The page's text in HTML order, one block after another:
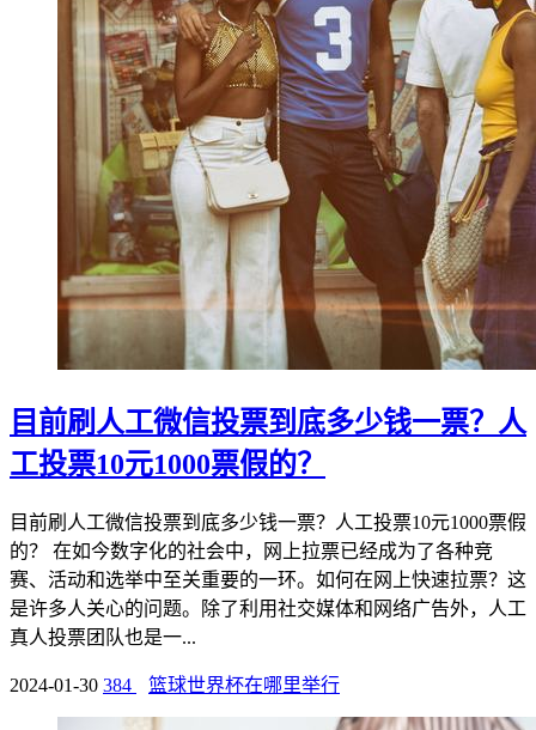
目前刷人工微信投票到底多少钱一票？人
工投票10元1000票假的？
目前刷人工微信投票到底多少钱一票？人工投票10元1000票假
的？ 在如今数字化的社会中，网上拉票已经成为了各种竞
赛、活动和选举中至关重要的一环。如何在网上快速拉票？这
是许多人关心的问题。除了利用社交媒体和网络广告外，人工
真人投票团队也是一...
2024-01-30 384 篮球世界杯在哪里举行